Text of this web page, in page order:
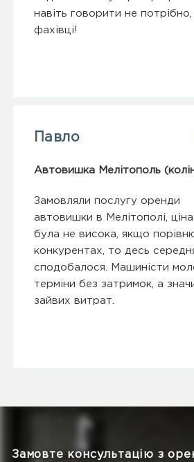
навіть говорити не
фахівці!
Павло
Автовишка Мелітополь
Замовляли послугу оренди
автовишки в Мелітополі, ціна
була не висока, якщо
конкурентах, то десь
сподобалося. Машиністи
терміни без затримок, а
зайвих витрат.
Замовте консультацію з